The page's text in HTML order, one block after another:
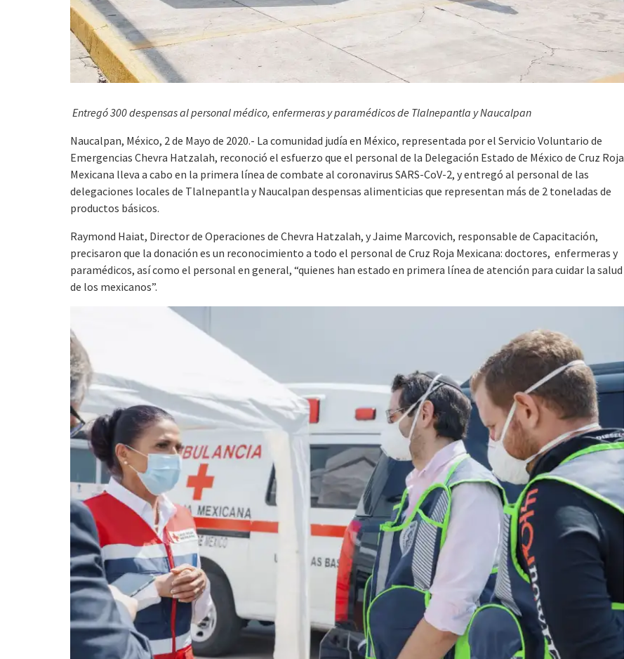
Entregó 300 despensas al personal médico, enfermeras y paramédicos de Tlalnepantla y Naucalpan
Naucalpan, México, 2 de Mayo de 2020.- La comunidad judía en México, representada por el Servicio Voluntario de
Emergencias Chevra Hatzalah, reconoció el esfuerzo que el personal de la Delegación Estado de México de Cruz Roja
Mexicana lleva a cabo en la primera línea de combate al coronavirus SARS-CoV-2, y entregó al personal de las
delegaciones locales de Tlalnepantla y Naucalpan despensas alimenticias que representan más de 2 toneladas de
productos básicos.
Raymond Haiat, Director de Operaciones de Chevra Hatzalah, y Jaime Marcovich, responsable de Capacitación,
precisaron que la donación es un reconocimiento a todo el personal de Cruz Roja Mexicana: doctores, enfermeras y
paramédicos, así como el personal en general, “quienes han estado en primera línea de atención para cuidar la salud
de los mexicanos”.